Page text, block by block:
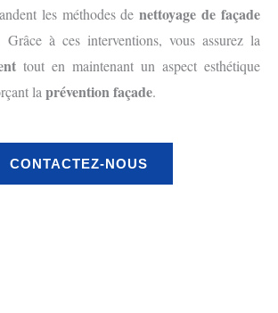
les méthodes denettoyage de façade
Grâce à ces interventions, vous assurez la
tout en maintenant un aspect esthétique
laprévention façade.
CONTACTEZ-NOUS